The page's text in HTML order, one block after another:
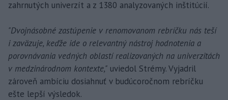
zahrnutých univerzít a z 1380 analyzovaných inštitúcií.
"Dvojnásobné zastúpenie v renomovanom rebríčku nás teší
i zaväzuje, keďže ide o relevantný nástroj hodnotenia a
porovnávania vedných oblastí realizovaných na univerzitách
v medzinárodnom kontexte," uviedol Strémy. Vyjadril
zároveň ambíciu dosiahnuť v budúcoročnom rebríčku
ešte lepší výsledok.